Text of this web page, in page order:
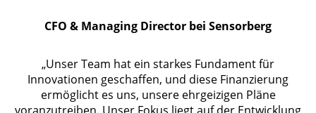
CFO & Managing Director bei Sensorberg
„Unser Team hat ein starkes Fundament für
Innovationen geschaffen, und diese Finanzierung
ermöglicht es uns, unsere ehrgeizigen Pläne